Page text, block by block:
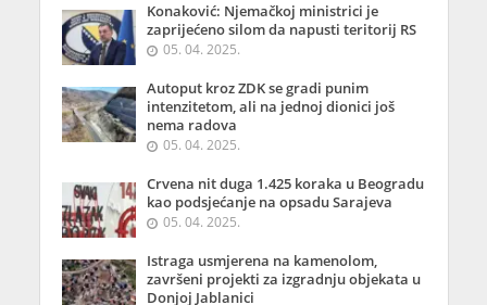
Konaković: Njemačkoj ministrici je
zaprijećeno silom da napusti teritorij RS
05. 04. 2025.
Autoput kroz ZDK se gradi punim
intenzitetom, ali na jednoj dionici još
nema radova
05. 04. 2025.
Crvena nit duga 1.425 koraka u Beogradu
kao podsjećanje na opsadu Sarajeva
05. 04. 2025.
Istraga usmjerena na kamenolom,
završeni projekti za izgradnju objekata u
Donjoj Jablanici